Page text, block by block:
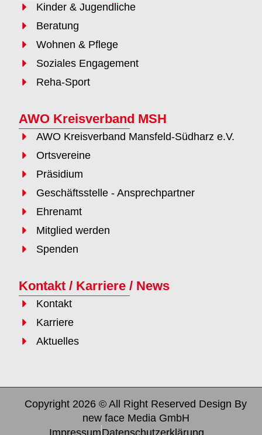
Kinder & Jugendliche
Beratung
Wohnen & Pflege
Soziales Engagement
Reha-Sport
AWO Kreisverband MSH
AWO Kreisverband Mansfeld-Südharz e.V.
Ortsvereine
Präsidium
Geschäftsstelle - Ansprechpartner
Ehrenamt
Mitglied werden
Spenden
Kontakt / Karriere / News
Kontakt
Karriere
Aktuelles
Copyright 2026 © All Right Reserved Design By
new face Media GmbH
ImpressumDatenschutzerklärung